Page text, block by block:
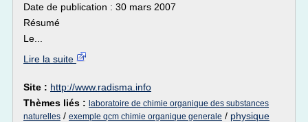
Date de publication : 30 mars 2007
Résumé
Le...
Lire la suite
Site : http://www.radisma.info
Thèmes liés : laboratoire de chimie organique des substances
naturelles / exemple qcm chimie organique generale / physique